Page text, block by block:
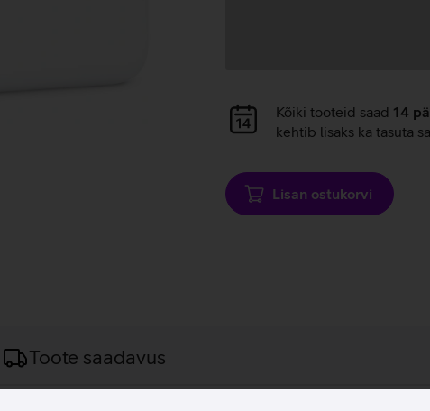
Andmete
laadimine
Kõiki tooteid saad 14
kehtib lisaks ka tasuta
Lisan ostukorvi
Toote saadavus